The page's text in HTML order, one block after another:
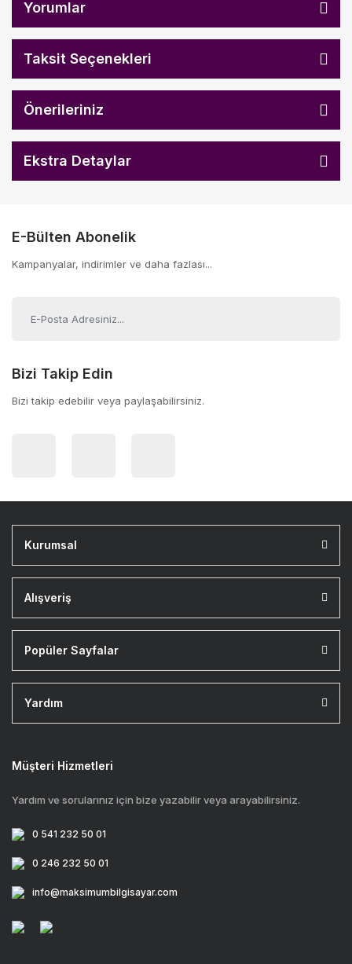
Yorumlar
Taksit Seçenekleri
Önerileriniz
Ekstra Detaylar
E-Bülten Abonelik
Kampanyalar, indirimler ve daha fazlası...
Bizi Takip Edin
Bizi takip edebilir veya paylaşabilirsiniz.
Kurumsal
Alışveriş
Popüler Sayfalar
Yardım
Müşteri Hizmetleri
Yardım ve sorularınız için bize yazabilir veya arayabilirsiniz.
0 541 232 50 01
0 246 232 50 01
info@maksimumbilgisayar.com